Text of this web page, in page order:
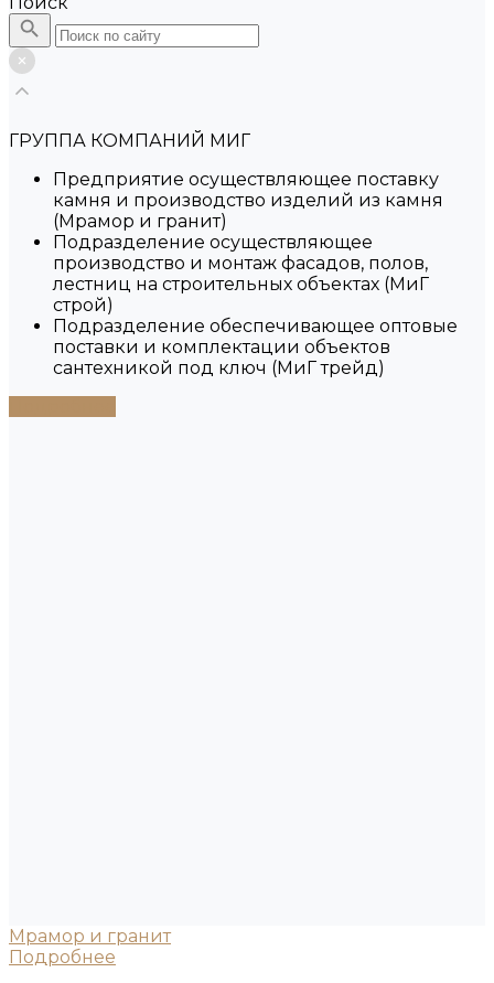
ГРУППА КОМПАНИЙ МИГ
Предприятие осуществляющее поставку
камня и производство изделий из камня
(Мрамор и гранит)
Подразделение осуществляющее
производство и монтаж фасадов, полов,
лестниц на строительных объектах (МиГ
строй)
Подразделение обеспечивающее оптовые
поставки и комплектации объектов
сантехникой под ключ (МиГ трейд)
Мрамор и гранит
Подробнее